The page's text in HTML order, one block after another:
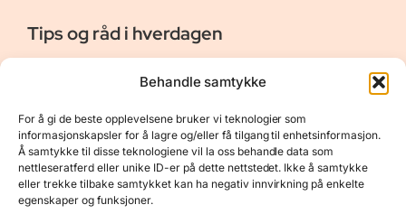
Behandle samtykke
For å gi de beste opplevelsene bruker vi teknologier som
informasjonskapsler for å lagre og/eller få tilgang til enhetsinformasjon.
Å samtykke til disse teknologiene vil la oss behandle data som
nettleseratferd eller unike ID-er på dette nettstedet. Ikke å samtykke
eller trekke tilbake samtykket kan ha negativ innvirkning på enkelte
egenskaper og funksjoner.
Tips og råd i hverdagen
Er vår bloggside hvor vi ønsker å dele våre opplevelser og
gi deg råd og tips innen reiser, hotell - og restauranter,
naturopplevelser, personlig pleie, data, film og bøker m.m.
Nyttige Linker
Om oss
Kontakt
Resurser
Personvernerklæring
Opphavsrett